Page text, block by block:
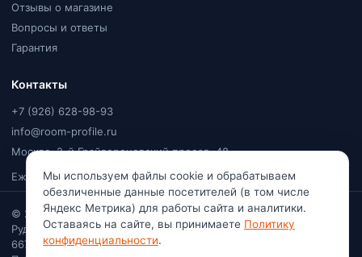
Отзывы о магазине
Вопросы и ответы
Гарантия
Контакты
+7 (926) 628-98-93
info@room-profile.ru
Москва, 2-й Грайвороновский проезд, 48
Ежедневно, 9:00–20:00
© 2026Room Profile. Все права защищены. Ваулин Константин
Рудольфович · Самозанятый (плательщик НПД) · ИНН
667113741222
Мы используем файлы cookie и обрабатываем
обезличенные данные посетителей (в том числе
Яндекс Метрика) для работы сайта и аналитики.
Оставаясь на сайте, вы принимаете Политику
конфиденциальности.